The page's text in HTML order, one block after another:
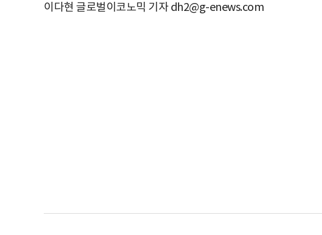
이다현 글로벌이코노믹 기자 dh2@g-enews.com